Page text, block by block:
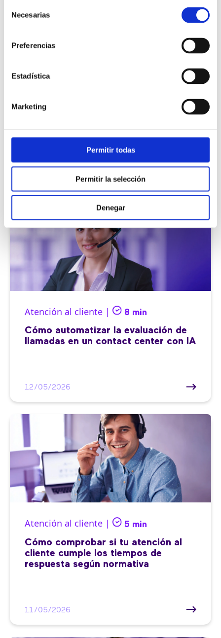
Necesarias
Preferencias
Estadística
Marketing
Permitir todas
Permitir la selección
Denegar
Atención al cliente | 8 min
Cómo automatizar la evaluación de
llamadas en un contact center con IA
12/05/2026
Atención al cliente | 5 min
Cómo comprobar si tu atención al
cliente cumple los tiempos de
respuesta según normativa
11/05/2026